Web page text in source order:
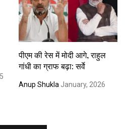
पीएम की रेस में मोदी आगे, राहुल
गांधी का ग्राफ बढ़ा: सर्वे
Anup Shukla January, 2026